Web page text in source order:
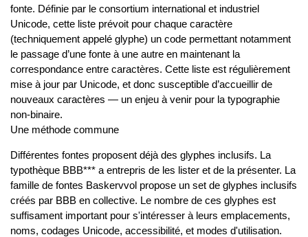
fonte. Définie par le consortium international et industriel
Unicode, cette liste prévoit pour chaque caractère
(techniquement appelé glyphe) un code permettant notamment
le passage d’une fonte à une autre en maintenant la
correspondance entre caractères. Cette liste est régulièrement
mise à jour par Unicode, et donc susceptible d’accueillir de
nouveaux caractères — un enjeu à venir pour la typographie
non-binaire.
Une méthode commune
Différentes fontes proposent déjà des glyphes inclusifs. La
typothèque BBB*** a entrepris de les lister et de la présenter. La
famille de fontes Baskervvol propose un set de glyphes inclusifs
créés par BBB en collective. Le nombre de ces glyphes est
suffisament important pour s'intéresser à leurs emplacements,
noms, codages Unicode, accessibilité, et modes d'utilisation.